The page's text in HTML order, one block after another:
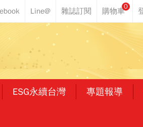
0
ESG永續台灣 專題報導